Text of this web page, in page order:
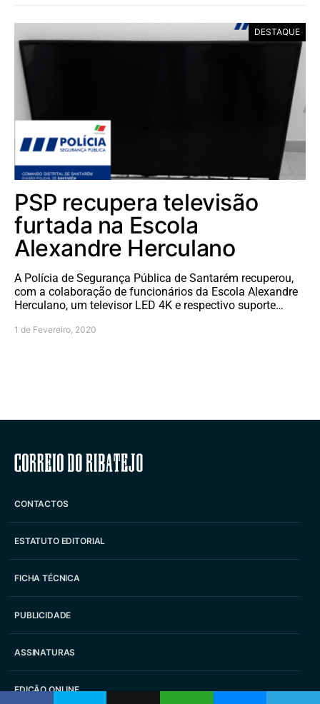
DESTAQUE
PSP recupera televisão
furtada na Escola
Alexandre Herculano
A Polícia de Segurança Pública de Santarém recuperou,
com a colaboração de funcionários da Escola Alexandre
Herculano, um televisor LED 4K e respectivo suporte…
1 de Fevereiro, 2020
Correio do Ribatejo
CONTACTOS
ESTATUTO EDITORIAL
FICHA TÉCNICA
PUBLICIDADE
ASSINATURAS
EDIÇÃO ONLINE